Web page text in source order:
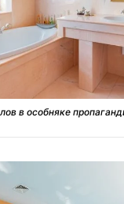
в особняке